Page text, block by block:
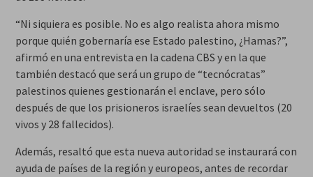
“Ni siquiera es posible. No es algo realista ahora mismo
porque quién gobernaría ese Estado palestino, ¿Hamas?”,
afirmó en una entrevista en la cadena CBS y en la que
también destacó que será un grupo de “tecnócratas”
palestinos quienes gestionarán el enclave, pero sólo
después de que los prisioneros israelíes sean devueltos (20
vivos y 28 fallecidos).
Además, resaltó que esta nueva autoridad se instaurará con
ayuda de países de la región y europeos, antes de recordar